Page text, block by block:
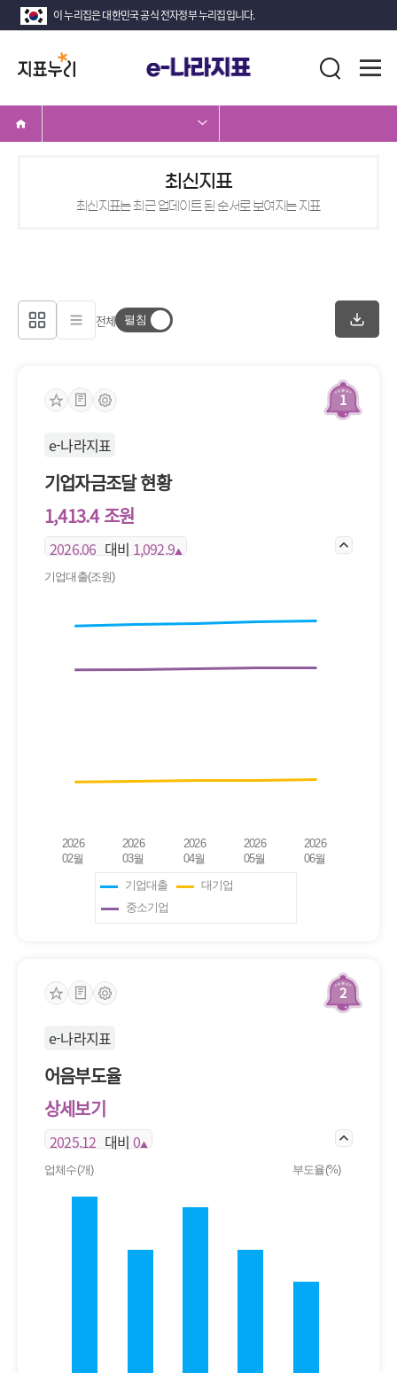
이 누리집은 대한민국 공식 전자정부 누리집입니다.
지
표
누
리
통
합
검
기
최신지표
최신지표는 최근 업데이트 된 순서로 보여지는 지표
전체
1
e-나라지표
기업자금조달 현황
1,413.4 조원
2026.06 대비 1,092.9▲
기업대출(조원)
기업대출
대기업
중소기업
2
e-나라지표
어음부도율
상세보기
2025.12 대비 0▲
업체수(개) 부도율(%)